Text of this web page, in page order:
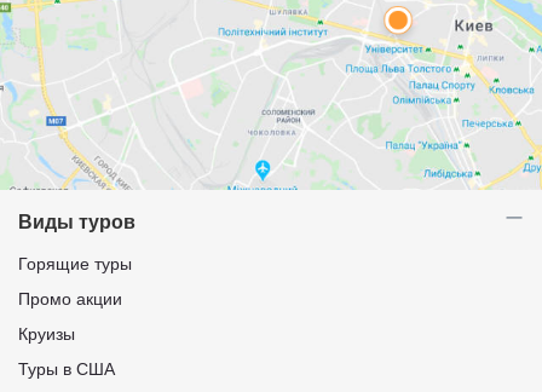
Виды туров
Горящие туры
Промо акции
Круизы
Туры в США